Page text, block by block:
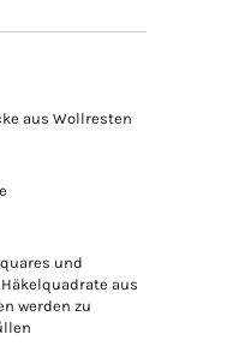
aus Wollresten
und
aus
werden zu